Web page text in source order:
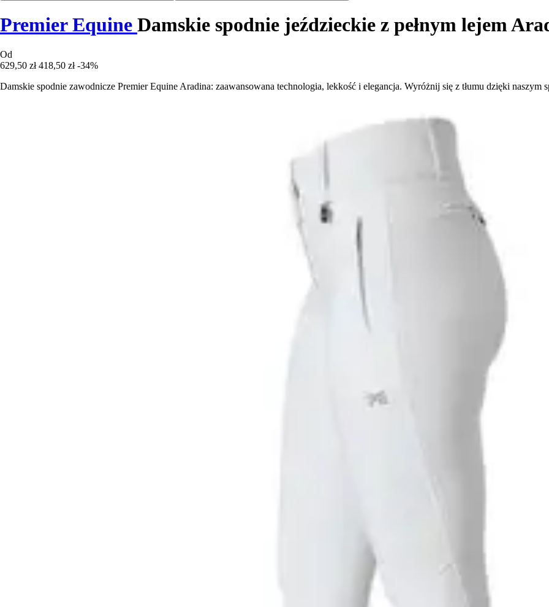
Premier Equine Damskie spodnie jeździeckie z pełnym lejem
Od
629,50 zł 418,50 zł -34%
Damskie spodnie zawodnicze Premier Equine Aradina: zaawansowana technologia, lekkość i elegancja. Wyróżnij się z tłumu dzięki